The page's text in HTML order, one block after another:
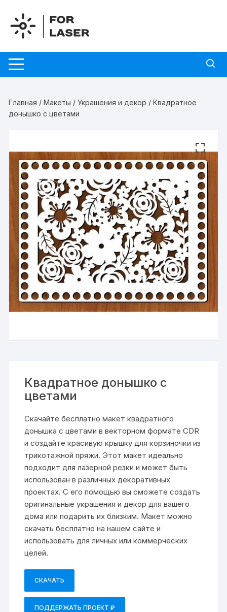
содержимому
Главная /Макеты /Украшения и декор / Квадратное
донышко с цветами
Квадратное донышко с
цветами
Скачайте бесплатно макет квадратного
донышка с цветами в векторном формате CDR
и создайте красивую крышку для корзиночки из
трикотажной пряжи. Этот макет идеально
подходит для лазерной резки и может быть
использован в различных декоративных
проектах. С его помощью вы сможете создать
оригинальные украшения и декор для вашего
дома или подарить их близким. Макет можно
скачать бесплатно на нашем сайте и
использовать для личных или коммерческих
целей.
СКАЧАТЬ
ПОДДЕРЖАТЬ ПРОЕКТ ₽